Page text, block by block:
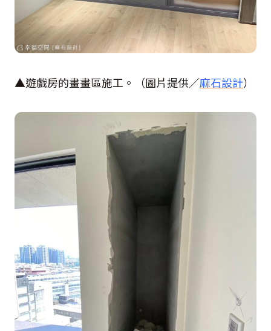
▲遊戲房的畫畫區施工。（圖片提供／麻石設計）